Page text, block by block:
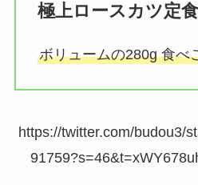
極上ロースカツ定
ボリュームの280g 食べ
https://twitter.com/budou3/